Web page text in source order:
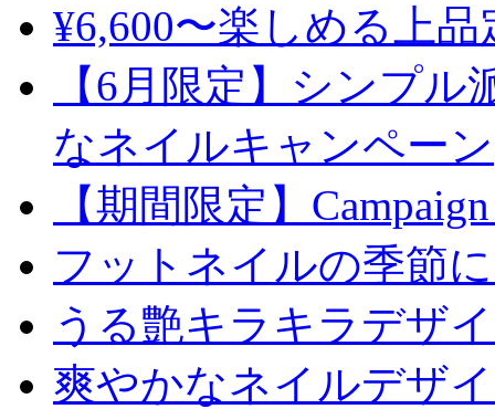
¥6,600〜楽しめる上
【6月限定】シンプ
なネイルキャンペーン
【期間限定】
フットネイルの季節
うる艶キラキラデザ
爽やかなネイルデザ